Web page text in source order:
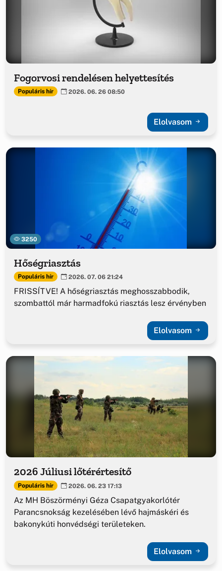
Fogorvosi rendelésen helyettesítés
Populáris hír 2026. 06. 26 08:50
Elolvasom
3250
Hőségriasztás
Populáris hír 2026. 07. 06 21:24
FRISSÍTVE! A hőségriasztás meghosszabbodik,
szombattól már harmadfokú riasztás lesz érvényben
Elolvasom
2026 Júliusi lőtérértesítő
Populáris hír 2026. 06. 23 17:13
Az MH Böszörményi Géza Csapatgyakorlótér
Parancsnokság kezelésében lévő hajmáskéri és
bakonykúti honvédségi területeken.
Elolvasom